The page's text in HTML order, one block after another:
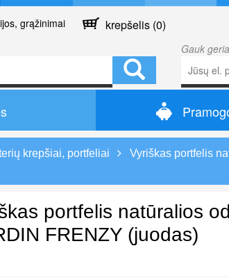
grąžinimai krepšelis (0)
Gauk
krepšiai, portfeliai
Vyriškas portfelis
portfelis natūralios
FRENZY (juodas)